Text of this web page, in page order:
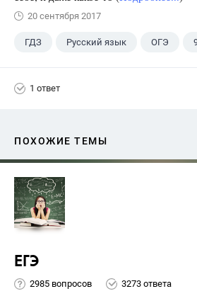
20 сентября 2017
ГДЗ Русский язык ОГЭ
1 ответ
ПОХОЖИЕ ТЕМЫ
ЕГЭ
2985 вопросов 3273 ответа